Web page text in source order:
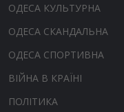
ОДЕСА КУЛЬТУРНА
ОДЕСА СКАНДАЛЬНА
ОДЕСА СПОРТИВНА
ВІЙНА В КРАЇНІ
ПОЛІТИКА